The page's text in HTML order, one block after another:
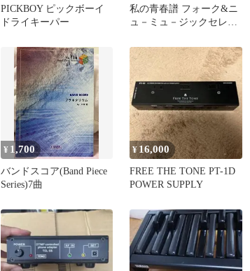
PICKBOY ピックボーイ
ドライキーパー
私の青春譜 フォーク&ニ
ュ－ミュ－ジックセレク
¥ 1,700
バンドスコア(Band Piece
Series)7曲
¥16,000
FREE THE TONE PT-1D
POWER SUPPLY